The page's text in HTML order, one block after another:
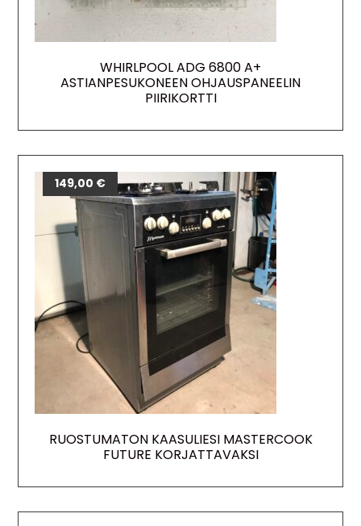
WHIRLPOOL ADG 6800 A+
ASTIANPESUKONEEN OHJAUSPANEELIN
PIIRIKORTTI
RUOSTUMATON KAASULIESI MASTERCOOK
FUTURE KORJATTAVAKSI
149,00 €